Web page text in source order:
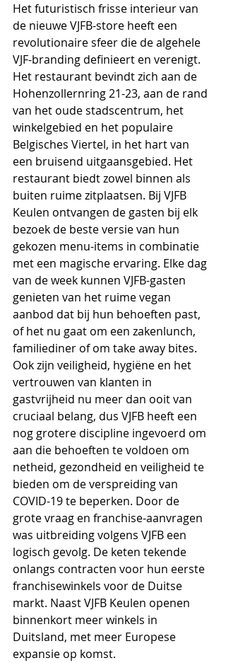
Het futuristisch frisse interieur van
de nieuwe VJFB-store heeft een
revolutionaire sfeer die de algehele
VJF-branding definieert en verenigt.
Het restaurant bevindt zich aan de
Hohenzollernring 21-23, aan de rand
van het oude stadscentrum, het
winkelgebied en het populaire
Belgisches Viertel, in het hart van
een bruisend uitgaansgebied. Het
restaurant biedt zowel binnen als
buiten ruime zitplaatsen. Bij VJFB
Keulen ontvangen de gasten bij elk
bezoek de beste versie van hun
gekozen menu-items in combinatie
met een magische ervaring. Elke dag
van de week kunnen VJFB-gasten
genieten van het ruime vegan
aanbod dat bij hun behoeften past,
of het nu gaat om een zakenlunch,
familiediner of om take away bites.
Ook zijn veiligheid, hygiëne en het
vertrouwen van klanten in
gastvrijheid nu meer dan ooit van
cruciaal belang, dus VJFB heeft een
nog grotere discipline ingevoerd om
aan die behoeften te voldoen om
netheid, gezondheid en veiligheid te
bieden om de verspreiding van
COVID-19 te beperken. Door de
grote vraag en franchise-aanvragen
was uitbreiding volgens VJFB een
logisch gevolg. De keten tekende
onlangs contracten voor hun eerste
franchisewinkels voor de Duitse
markt. Naast VJFB Keulen openen
binnenkort meer winkels in
Duitsland, met meer Europese
expansie op komst.